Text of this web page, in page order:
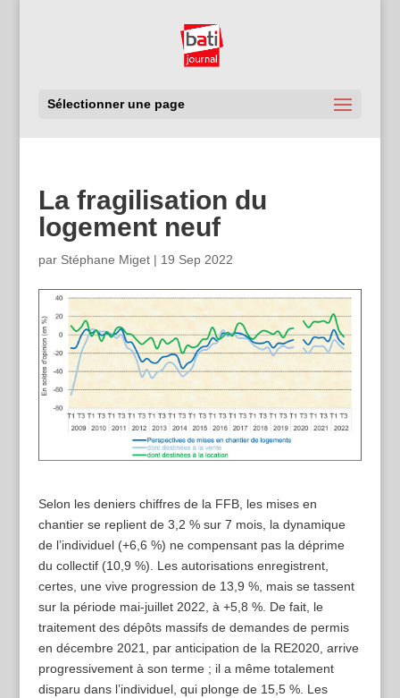
Sélectionner une page
La fragilisation du
logement neuf
par Stéphane Miget| 19 Sep 2022
Selon les deniers chiffres de la FFB, les mises en
chantier se replient de 3,2 % sur 7 mois, la dynamique
de l’individuel (+6,6 %) ne compensant pas la déprime
du collectif (10,9 %). Les autorisations enregistrent,
certes, une vive progression de 13,9 %, mais se tassent
sur la période mai-juillet 2022, à +5,8 %. De fait, le
traitement des dépôts massifs de demandes de permis
en décembre 2021, par anticipation de la RE2020, arrive
progressivement à son terme ; il a même totalement
disparu dans l’individuel, qui plonge de 15,5 %. Les